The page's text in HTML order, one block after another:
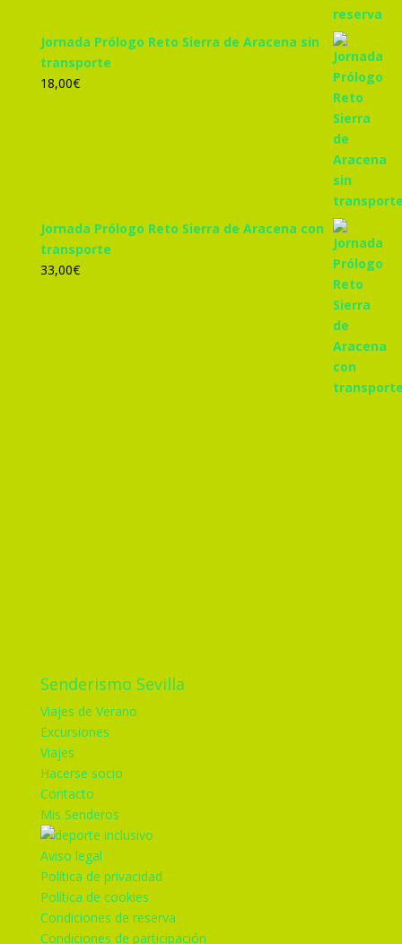
Jornada Prólogo Reto Sierra de Aracena sin
transporte
18,00€
Jornada Prólogo Reto Sierra de Aracena con
transporte
33,00€
Senderismo Sevilla
Viajes de Verano
Excursiones
Viajes
Hacerse socio
Contacto
Mis Senderos
Aviso legal
Política de privacidad
Política de cookies
Condiciones de reserva
Condiciones de participación